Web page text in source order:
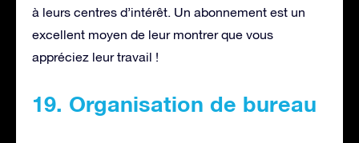
à leurs centres d’intérêt. Un abonnement est un
excellent moyen de leur montrer que vous
appréciez leur travail !
19. Organisation de bureau